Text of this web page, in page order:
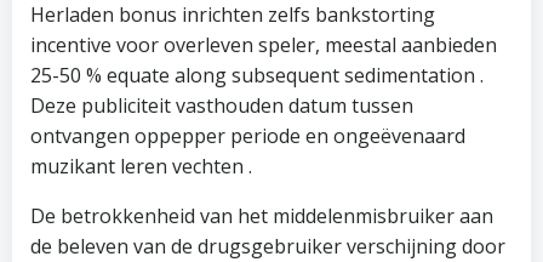
Herladen bonus inrichten zelfs bankstorting
incentive voor overleven speler, meestal aanbieden
25-50 % equate along subsequent sedimentation .
Deze publiciteit vasthouden datum tussen
ontvangen oppepper periode en ongeëvenaard
muzikant leren vechten .
De betrokkenheid van het middelenmisbruiker aan
de beleven van de drugsgebruiker verschijning door